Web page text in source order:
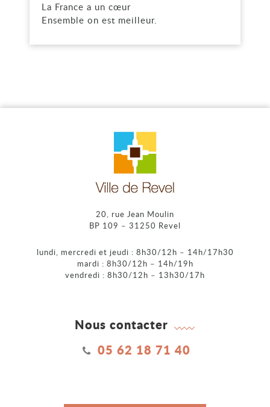
La France a un cœur
Ensemble on est meilleur.
20, rue Jean Moulin
BP 109 – 31250 Revel
lundi, mercredi et jeudi : 8h30/12h – 14h/17h30
mardi : 8h30/12h – 14h/19h
vendredi : 8h30/12h – 13h30/17h
Nous contacter
05 62 18 71 40